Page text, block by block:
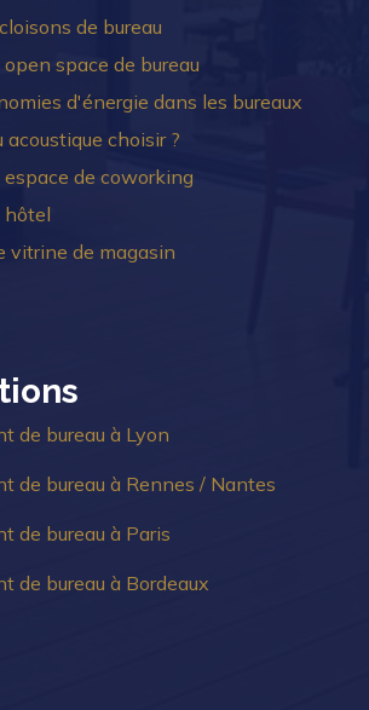
de bureau
space de bureau
d'énergie dans les bureaux
acoustique choisir ?
de coworking
hôtel
vitrine de magasin
de bureau à Lyon
de bureau à Rennes / Nantes
de bureau à Paris
de bureau à Bordeaux